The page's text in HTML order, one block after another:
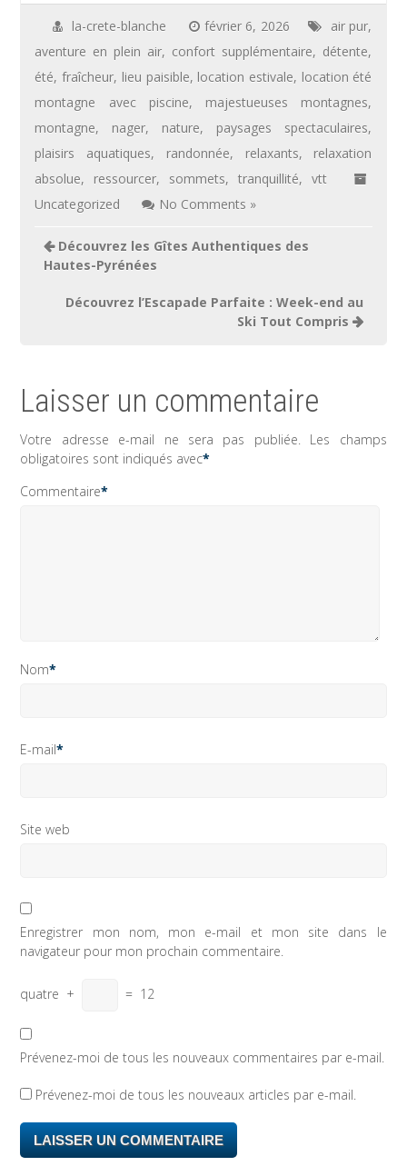
la-crete-blanche février 6, 2026 air pur,
aventure en plein air, confort supplémentaire, détente,
été,fraîcheur, lieu paisible, location estivale, location été
montagne avec piscine, majestueuses montagnes,
montagne, nager, nature, paysages spectaculaires,
plaisirs aquatiques, randonnée, relaxants, relaxation
absolue, ressourcer, sommets,tranquillité,vtt
Uncategorized
No Comments »
Navigation
de
Découvrez les Gîtes Authentiques des
Hautes-Pyrénées
Découvrez l’Escapade Parfaite : Week-end au
Ski Tout Compris
Laisser un commentaire
Votre adresse e-mail ne sera pas publiée. Les champs
obligatoires sont indiqués avec*
Commentaire*
Nom*
E-mail*
Site web
Enregistrer mon nom, mon e-mail et mon site dans le
navigateur pour mon prochain commentaire.
quatre + = 12
Prévenez-moi de tous les nouveaux commentaires par e-mail.
Prévenez-moi de tous les nouveaux articles par e-mail.